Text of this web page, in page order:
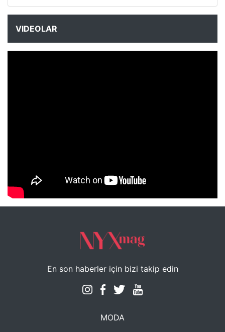
VIDEOLAR
NYXmag 2. Yaş Kutlama Etkinliği
En son haberler için bizi takip edin
MODA